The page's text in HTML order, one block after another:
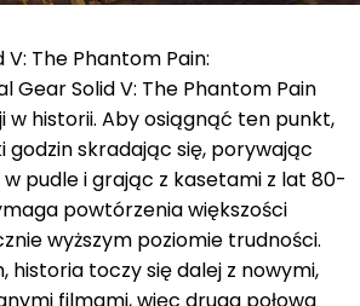
V: The Phantom Pain:
Gear Solid V: The Phantom Pain
w historii. Aby osiągnąć ten punkt,
godzin skradając się, porywając
pudle i grając z kasetami z lat 80-
powtórzenia większości
wyższym poziomie trudności.
historia toczy się dalej z nowymi,
filmami, więc druga połowa